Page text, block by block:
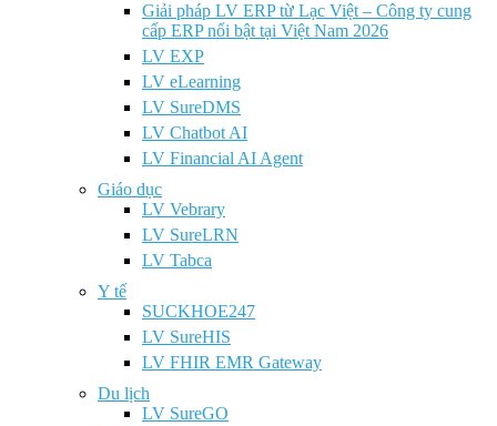
Giải pháp LV ERP từ Lạc Việt – Công ty cung
cấp ERP nổi bật tại Việt Nam 2026
LV EXP
LV eLearning
LV SureDMS
LV Chatbot AI
LV Financial AI Agent
Giáo dục
LV Vebrary
LV SureLRN
LV Tabca
Y tế
SUCKHOE247
LV SureHIS
LV FHIR EMR Gateway
Du lịch
LV SureGO